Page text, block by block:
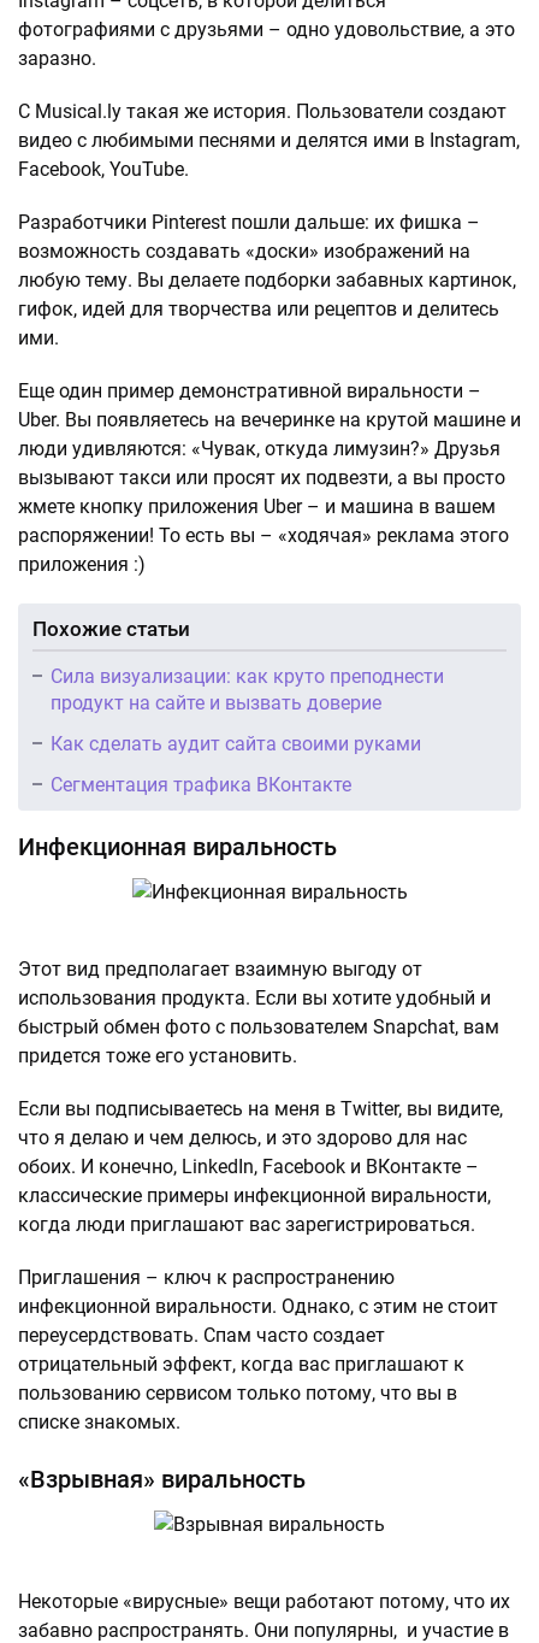
фотографиями с друзьями – одно удовольствие, а это
заразно.
С Musical.ly такая же история. Пользователи создают
видео с любимыми песнями и делятся ими в Instagram,
Facebook, YouTube.
Разработчики Pinterest пошли дальше: их фишка –
возможность создавать «доски» изображений на
любую тему. Вы делаете подборки забавных картинок,
гифок, идей для творчества или рецептов и делитесь
ими.
Еще один пример демонстративной виральности –
Uber. Вы появляетесь на вечеринке на крутой машине и
люди удивляются: «Чувак, откуда лимузин?» Друзья
вызывают такси или просят их подвезти, а вы просто
жмете кнопку приложения Uber – и машина в вашем
распоряжении! То есть вы – «ходячая» реклама этого
приложения :)
Похожие статьи
Сила визуализации: как круто преподнести
продукт на сайте и вызвать доверие
Как сделать аудит сайта своими руками
Сегментация трафика ВКонтакте
Инфекционная виральность
Этот вид предполагает взаимную выгоду от
использования продукта. Если вы хотите удобный и
быстрый обмен фото с пользователем Snapchat, вам
придется тоже его установить.
Если вы подписываетесь на меня в Twitter, вы видите,
что я делаю и чем делюсь, и это здорово для нас
обоих. И конечно, LinkedIn, Facebook и ВКонтакте –
классические примеры инфекционной виральности,
когда люди приглашают вас зарегистрироваться.
Приглашения – ключ к распространению
инфекционной виральности. Однако, с этим не стоит
переусердствовать. Спам часто создает
отрицательный эффект, когда вас приглашают к
пользованию сервисом только потому, что вы в
списке знакомых.
«Взрывная» виральность
Некоторые «вирусные» вещи работают потому, что их
забавно распространять. Они популярны, и участие в